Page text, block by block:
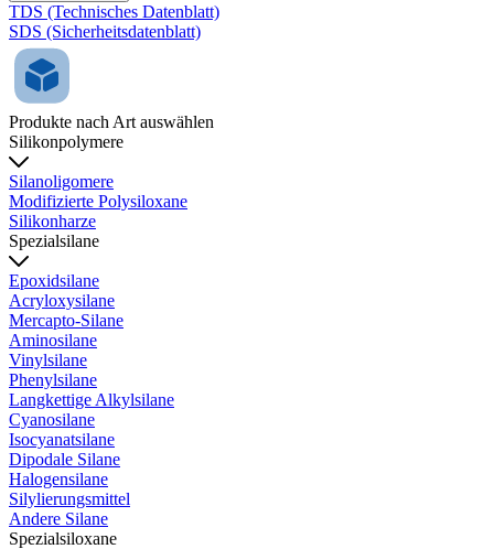
TDS (Technisches Datenblatt)
SDS (Sicherheitsdatenblatt)
Produkte nach Art auswählen
Silikonpolymere
Silanoligomere
Modifizierte Polysiloxane
Silikonharze
Spezialsilane
Epoxidsilane
Acryloxysilane
Mercapto-Silane
Aminosilane
Vinylsilane
Phenylsilane
Langkettige Alkylsilane
Cyanosilane
Isocyanatsilane
Dipodale Silane
Halogensilane
Silylierungsmittel
Andere Silane
Spezialsiloxane